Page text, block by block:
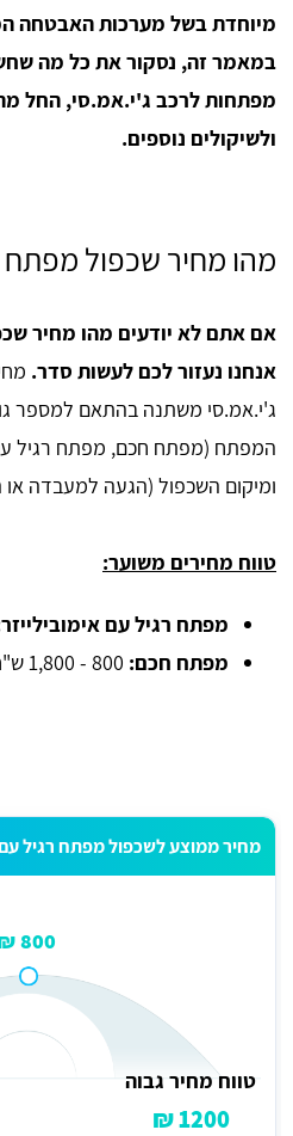
מיוחדת בשל מערכות האבטחה
במאמר זה, נסקור את כל מה
מפתחות לרכב ג'י.אמ.סי, החל
ולשיקולים נוספים.
מהו מחיר שכפול
אם אתם לא יודעים מהו מחיר
אנחנו נעזור לכם לעשות סדר.
ג'י.אמ.סי משתנה בהתאם למספר
המפתח (מפתח חכם, מפתח רגיל
ומיקום השכפול (הגעה למעבדה
טווח מחירים משוער:
מפתח רגיל עם
מפתח חכם:
מחיר ממוצע לשכפול מפתח רגיל עם
800 ₪
טווח מחיר גבוה
1200 ₪